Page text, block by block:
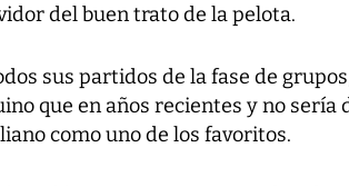
del buen trato de la pelota.
sus partidos de la fase de
que en años recientes y no sería
como uno de los favoritos.